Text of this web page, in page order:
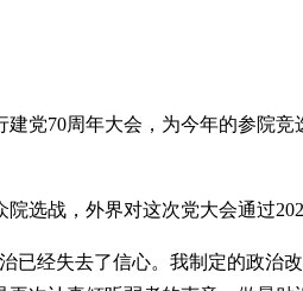
建党70周年大会，为今年的参院
选战，外界对这次党大会通过
已经失去了信心。我制定的政